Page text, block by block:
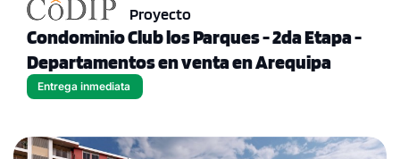
Proyecto
Condominio Club los Parques - 2da Etapa -
Departamentos en venta en Arequipa
Entrega inmediata